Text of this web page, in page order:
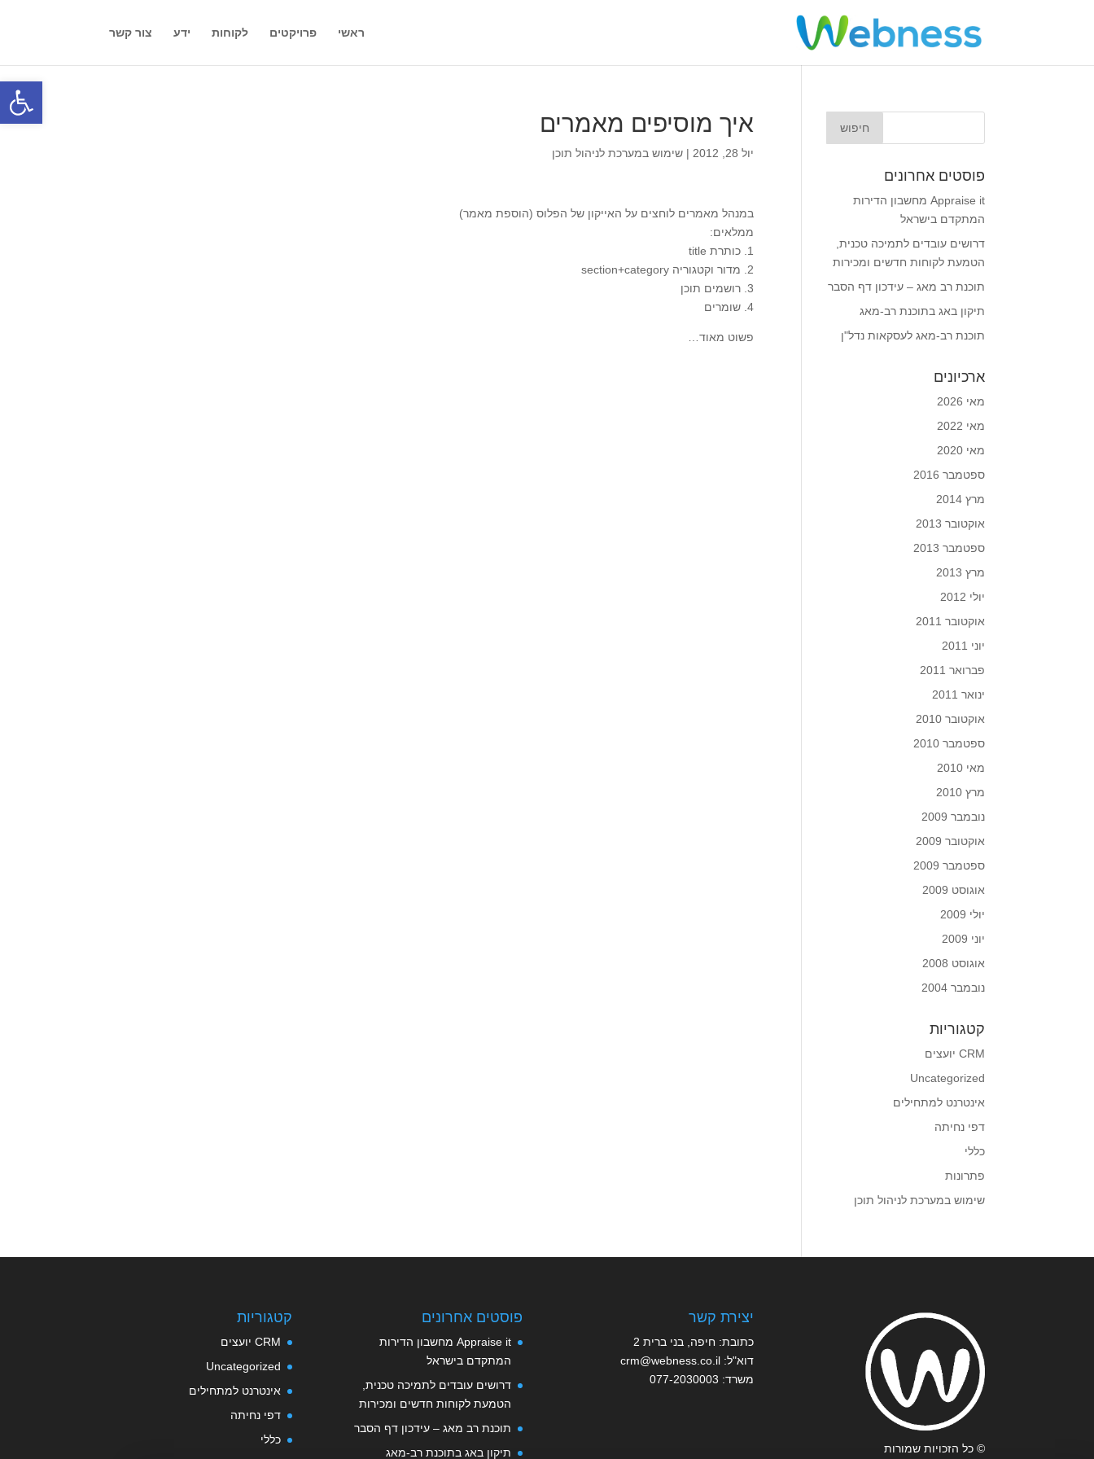
פתח
ראשי פרויקטים לקוחות ידע צור קשר
איך מוסיפים מאמרים
יול 28, 2012 | שימוש במערכת לניהול תוכן
במנהל מאמרים לוחצים על האייקון של הפלוס (הוספת מאמר)
ממלאים:
1. כותרת title
2. מדור וקטגוריה section+category
3. רושמים תוכן
4. שומרים
פשוט מאוד…
פוסטים אחרונים
Appraise it מחשבון הדירות
המתקדם בישראל
דרושים עובדים לתמיכה טכנית,
הטמעת לקוחות חדשים ומכירות
תוכנת רב מאג – עידכון דף הסבר
תיקון באג בתוכנת רב-מאג
תוכנת רב-מאג לעסקאות נדל"ן
ארכיונים
מאי 2026
מאי 2022
מאי 2020
ספטמבר 2016
מרץ 2014
אוקטובר 2013
ספטמבר 2013
מרץ 2013
יולי 2012
אוקטובר 2011
יוני 2011
פברואר 2011
ינואר 2011
אוקטובר 2010
ספטמבר 2010
מאי 2010
מרץ 2010
נובמבר 2009
אוקטובר 2009
ספטמבר 2009
אוגוסט 2009
יולי 2009
יוני 2009
אוגוסט 2008
נובמבר 2004
קטגוריות
CRM יועצים
Uncategorized
אינטרנט למתחילים
דפי נחיתה
כללי
פתרונות
שימוש במערכת לניהול תוכן
קטגוריות
CRM יועצים
Uncategorized
אינטרנט למתחילים
דפי נחיתה
כללי
פוסטים אחרונים
Appraise it מחשבון הדירות
המתקדם בישראל
דרושים עובדים לתמיכה טכנית,
הטמעת לקוחות חדשים ומכירות
תוכנת רב מאג – עידכון דף הסבר
תיקון באג בתוכנת רב-מאג
יצירת קשר
כתובת: חיפה, בני ברית 2
דוא"ל:crm@webness.co.il
משרד: 077-2030003
© כל הזכויות שמורות